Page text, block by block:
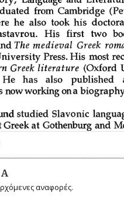
αναφορές.